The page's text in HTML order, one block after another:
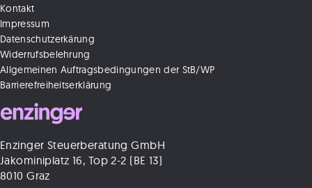
Enzinger Steuerberatung GmbH
Jakominiplatz 16, Top 2-2 (BE 13)
8010 Graz
Kontakt
Impressum
Datenschutzerkärung
Widerrufsbelehrung
Allgemeinen Auftragsbedingungen der StB/WP
Barrierefreiheitserklärung